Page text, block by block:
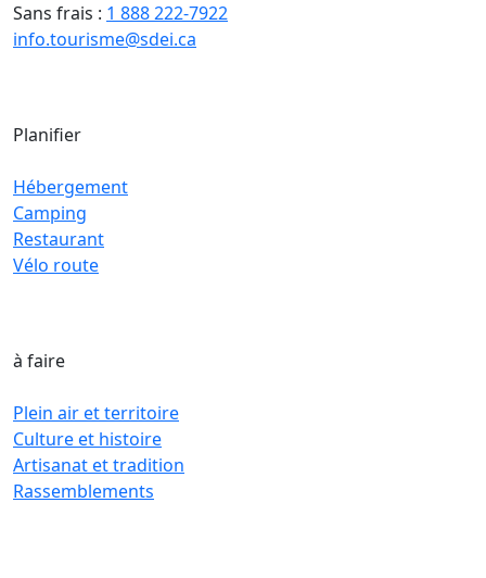
Sans frais : 1 888 222-7922
info.tourisme@sdei.ca
Planifier
Hébergement
Camping
Restaurant
Vélo route
à faire
Plein air et territoire
Culture et histoire
Artisanat et tradition
Rassemblements